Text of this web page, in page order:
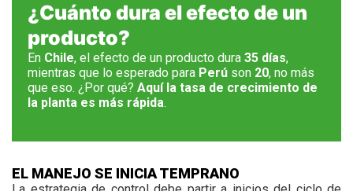
¿Cuánto dura el efecto de un
producto?
En Chile, el efecto de un producto dura 35 días,
mientras que lo esperado para Perú son 20, no más
que eso. ¿Por qué? Aquí la tasa de crecimiento de
la planta es más rápida.
EL MANEJO SE INICIA TEMPRANO